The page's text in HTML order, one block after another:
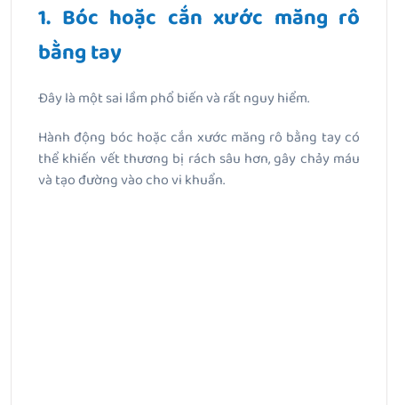
1. Bóc hoặc cắn xước măng rô
bằng tay
Đây là một sai lầm phổ biến và rất nguy hiểm.
Hành động bóc hoặc cắn xước măng rô bằng tay có
thể khiến vết thương bị rách sâu hơn, gây chảy máu
và tạo đường vào cho vi khuẩn.